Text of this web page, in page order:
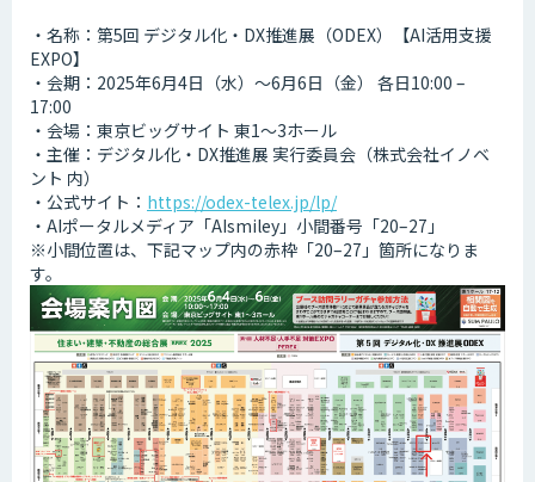
・名称：第5回 デジタル化・DX推進展（ODEX）【AI活用支援
EXPO】
・会期：2025年6月4日（水）～6月6日（金） 各日10:00 –
17:00
・会場：東京ビッグサイト 東1～3ホール
・主催：デジタル化・DX推進展 実行委員会（株式会社イノベ
ント 内）
・公式サイト： https://odex-telex.jp/lp/
・AIポータルメディア「AIsmiley」小間番号「20–27」
※小間位置は、下記マップ内の赤枠「20–27」箇所になりま
す。